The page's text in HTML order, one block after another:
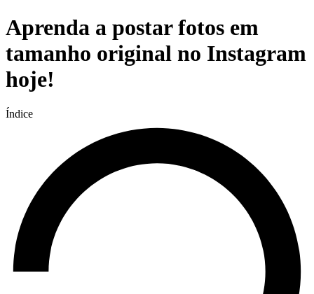
Aprenda a postar fotos em
tamanho original no Instagram
hoje!
Índice